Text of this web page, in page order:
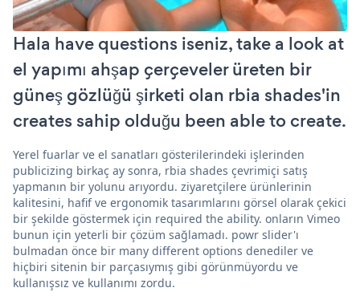
Hala have questions iseniz, take a look at
el yapımı ahşap çerçeveler üreten bir
güneş gözlüğü şirketi olan rbia shades'in
creates sahip olduğu been able to create.
Yerel fuarlar ve el sanatları gösterilerindeki işlerinden
publicizing birkaç ay sonra, rbia shades çevrimiçi satış
yapmanın bir yolunu arıyordu. ziyaretçilere ürünlerinin
kalitesini, hafif ve ergonomik tasarımlarını görsel olarak çekici
bir şekilde göstermek için required the ability. onların Vimeo
bunun için yeterli bir çözüm sağlamadı. powr slider'ı
bulmadan önce bir many different options denediler ve
hiçbiri sitenin bir parçasıymış gibi görünmüyordu ve
kullanışsız ve kullanımı zordu.